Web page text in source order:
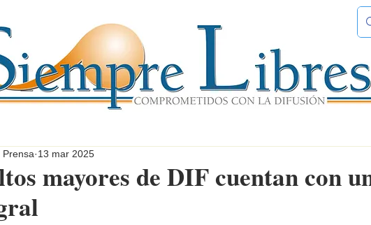
mayores de DIF cuentan con
Prensa 13 mar 2025